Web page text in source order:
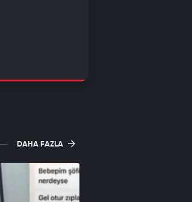
DAHA FAZLA